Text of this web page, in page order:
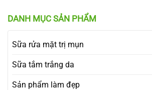
DANH MỤC SẢN PHẨM
Sữa rửa mặt trị mụn
Sữa tắm trắng da
Sản phẩm làm đẹp